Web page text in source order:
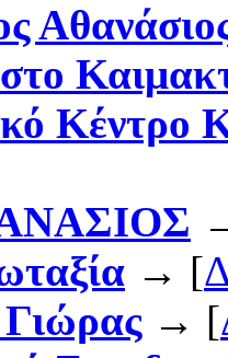
Κέντρο
→ [
Γιώρας→ [